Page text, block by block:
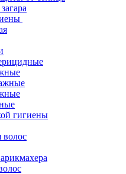
гигиены
волос